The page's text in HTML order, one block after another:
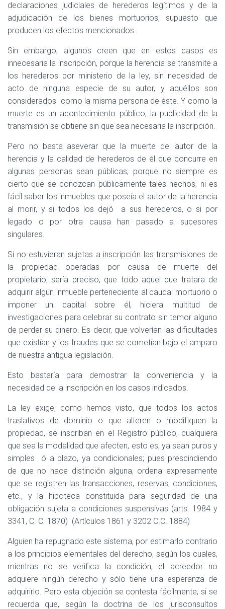
declaraciones judiciales de herederos legítimos y de la
adjudicación de los bienes mortuorios, supuesto que
producen los efectos mencionados.
Sin embargo, algunos creen que en estos casos es
innecesaria la inscripción, porque la herencia se transmite a
los herederos por ministerio de la ley, sin necesidad de
acto de ninguna especie de su autor, y aquéllos son
considerados como la misma persona de éste. Y como la
muerte es un acontecimiento público, la publicidad de la
transmisión se obtiene sin que sea necesaria la inscripción.
Pero no basta aseverar que la muerte del autor de la
herencia y la calidad de herederos de él que concurre en
algunas personas sean públicas; porque no siempre es
cierto que se conozcan públicamente tales hechos, ni es
fácil saber los inmuebles que poseía el autor de la herencia
al morir, y si todos los dejó
a sus herederos, o si por
legado o por otra causa han pasado a sucesores
singulares.
Si no estuvieran sujetas a inscripción las transmisiones de
la propiedad operadas por causa de muerte del
propietario, sería preciso, que todo aquel que tratara de
adquirir algún inmueble perteneciente al caudal mortuorio o
imponer un capital sobre él, hiciera multitud de
investigaciones para celebrar su contrato sin temor alguno
de perder su dinero. Es decir, que volverían las dificultades
que existían y los fraudes que se cometían bajo el amparo
de nuestra antigua legislación.
Esto bastaría para demostrar la conveniencia y la
necesidad de la inscripción en los casos indicados.
La ley exige, como hemos visto, que todos los actos
traslativos de dominio o que alteren o modifiquen la
propiedad, se inscriban en el Registro público, cualquiera
que sea la modalidad que afecten, esto es, ya sean puros y
simples
ó a plazo, ya condicionales; pues prescindiendo
de que no hace distinción alguna, ordena expresamente
que se registren las transacciones, reservas, condiciones,
etc., y la hipoteca constituida para seguridad de una
obligación sujeta a condiciones suspensivas (arts. 1984 y
3341, C. C. 1870) (Artículos 1861 y 3202 C.C. 1884)
Alguien ha repugnado este sistema, por estimarlo contrario
a los principios elementales del derecho, según los cuales,
mientras no se verifica la condición, el acreedor no
adquiere ningún derecho y sólo tiene una esperanza de
adquirirlo. Pero esta objeción se contesta fácilmente, si se
recuerda que, según la doctrina de los jurisconsultos